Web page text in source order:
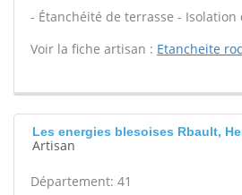
- Étanchéité de terrasse - Isolation
Voir la fiche artisan : Etancheite
Les energies blesoises Rbault,
Artisan
Département: 41